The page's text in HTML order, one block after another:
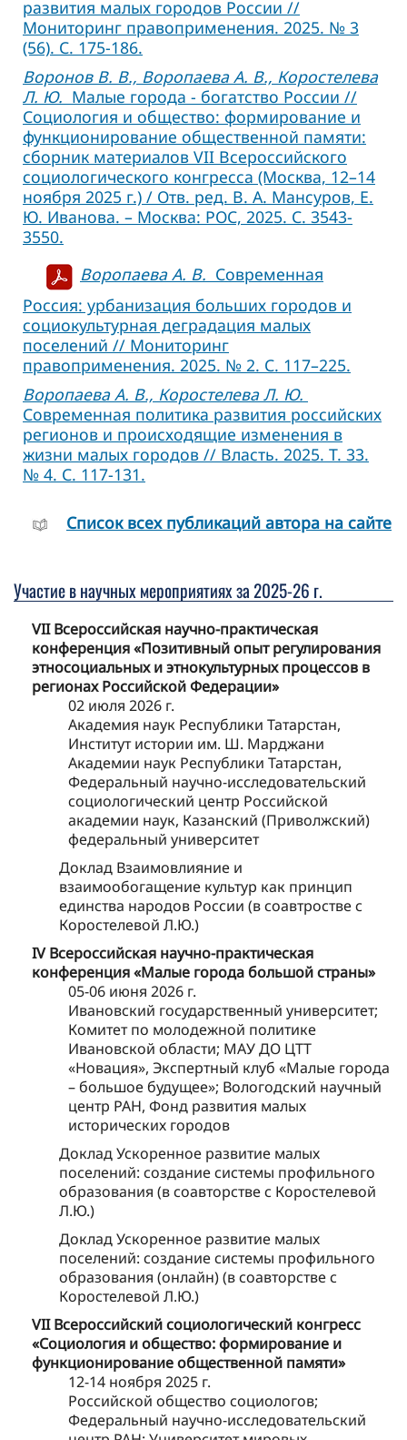
развития малых городов России //
Мониторинг правоприменения. 2025. № 3
(56). С. 175-186.
Воронов В. В., Воропаева А. В., Коростелева
Л. Ю. Малые города - богатство России //
Социология и общество: формирование и
функционирование общественной памяти:
сборник материалов VII Всероссийского
социологического конгресса (Москва, 12–14
ноября 2025 г.) / Отв. ред. В. А. Мансуров, Е.
Ю. Иванова. – Москва: РОС, 2025. С. 3543-
3550.
Воропаева А. В. Современная
Россия: урбанизация больших городов и
социокультурная деградация малых
поселений // Мониторинг
правоприменения. 2025. № 2. С. 117–225.
Воропаева А. В., Коростелева Л. Ю.
Современная политика развития российских
регионов и происходящие изменения в
жизни малых городов // Власть. 2025. Т. 33.
№ 4. С. 117-131.
Cписок всех публикаций автора на сайте
Участие в научных мероприятиях за 2025-26 г.
VII Всероссийская научно-практическая
конференция «Позитивный опыт регулирования
этносоциальных и этнокультурных процессов в
регионах Российской Федерации»
02 июля 2026 г.
Академия наук Республики Татарстан,
Институт истории им. Ш. Марджани
Академии наук Республики Татарстан,
Федеральный научно-исследовательский
социологический центр Российской
академии наук, Казанский (Приволжский)
федеральный университет
Доклад Взаимовлияние и
взаимообогащение культур как принцип
единства народов России (в соавтростве с
Коростелевой Л.Ю.)
IV Всероссийская научно-практическая
конференция «Малые города большой страны»
05-06 июня 2026 г.
Ивановский государственный университет;
Комитет по молодежной политике
Ивановской области; МАУ ДО ЦТТ
«Новация», Экспертный клуб «Малые города
– большое будущее»; Вологодский научный
центр РАН, Фонд развития малых
исторических городов
Доклад Ускоренное развитие малых
поселений: создание системы профильного
образования (в соавторстве с Коростелевой
Л.Ю.)
Доклад Ускоренное развитие малых
поселений: создание системы профильного
образования (онлайн) (в соавторстве с
Коростелевой Л.Ю.)
VII Всероссийский социологический конгресс
«Социология и общество: формирование и
функционирование общественной памяти»
12-14 ноября 2025 г.
Российской общество социологов;
Федеральный научно-исследовательский